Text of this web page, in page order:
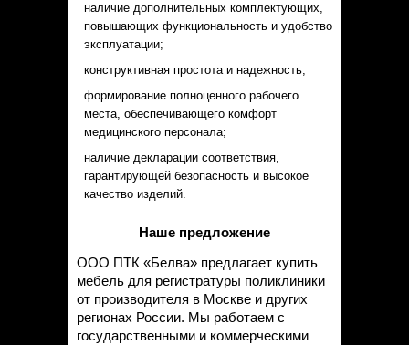
наличие дополнительных комплектующих,
повышающих функциональность и удобство
эксплуатации;
конструктивная простота и надежность;
формирование полноценного рабочего
места, обеспечивающего комфорт
медицинского персонала;
наличие декларации соответствия,
гарантирующей безопасность и высокое
качество изделий.
Наше предложение
ООО ПТК «Белва» предлагает купить
мебель для регистратуры поликлиники
от производителя в Москве и других
регионах России. Мы работаем с
государственными и коммерческими